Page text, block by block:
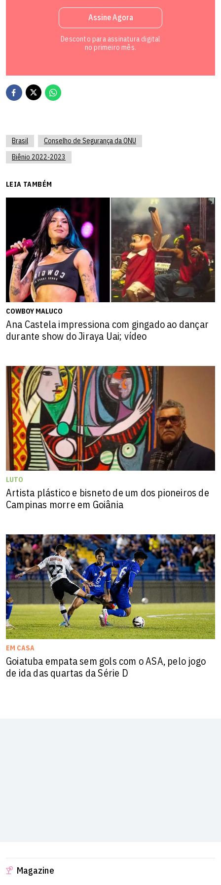
Assine Agora
Desconto para assinatura digital
no primeiro mês.
Brasil
Conselho de Segurança da ONU
Biênio 2022-2023
LEIA TAMBÉM
COWBOY MALUCO
Ana Castela impressiona com gingado ao dançar
durante show do Jiraya Uai; vídeo
LUTO
Artista plástico e bisneto de um dos pioneiros de
Campinas morre em Goiânia
EM CASA
Goiatuba empata sem gols com o ASA, pelo jogo
de ida das quartas da Série D
Magazine